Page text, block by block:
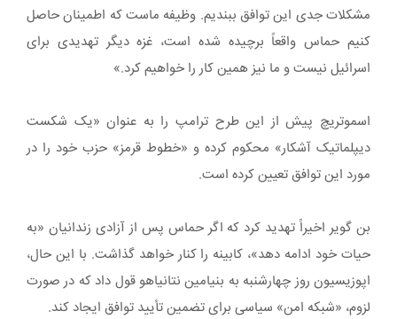
مشکلات جدی این توافق ببندیم. وظیفه ماست که اطمینان حاصل
کنیم حماس واقعاً برچیده شده است، غزه دیگر تهدیدی برای
اسرائیل نیست و ما نیز همین کار را خواهیم کرد.»
اسموتریچ پیش از این طرح ترامپ را به عنوان «یک شکست
دیپلماتیک آشکار» محکوم کرده و «خطوط قرمز» حزب خود را در
مورد این توافق تعیین کرده است.
بن گویر اخیراً تهدید کرد که اگر حماس پس از آزادی زندانیان «به
حیات خود ادامه دهد»، کابینه را کنار خواهد گذاشت. با این حال،
اپوزیسیون روز چهارشنبه به بنیامین نتانیاهو قول داد که در صورت
لزوم، «شبکه امن» سیاسی برای تضمین تأیید توافق ایجاد کند.